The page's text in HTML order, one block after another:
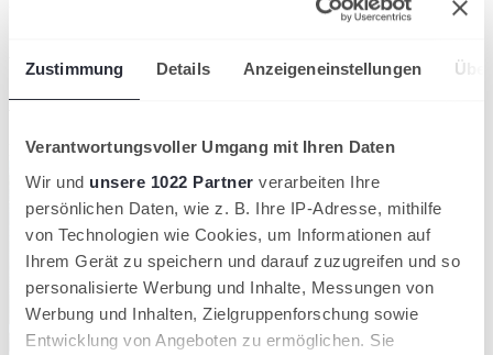
Zustimmung Details Anzeigeneinstellungen
Verantwortungsvoller Umgang mit Ihren Daten
Wir und unsere 1022 Partner verarbeiten Ihre
persönlichen Daten, wie z. B. Ihre IP-Adresse, mithilfe
von Technologien wie Cookies, um Informationen auf
Ihrem Gerät zu speichern und darauf zuzugreifen und so
personalisierte Werbung und Inhalte, Messungen von
Werbung und Inhalten, Zielgruppenforschung sowie
Entwicklung von Angeboten zu ermöglichen. Sie
Aktuelle News aus dem TNB
Kompaktansicht